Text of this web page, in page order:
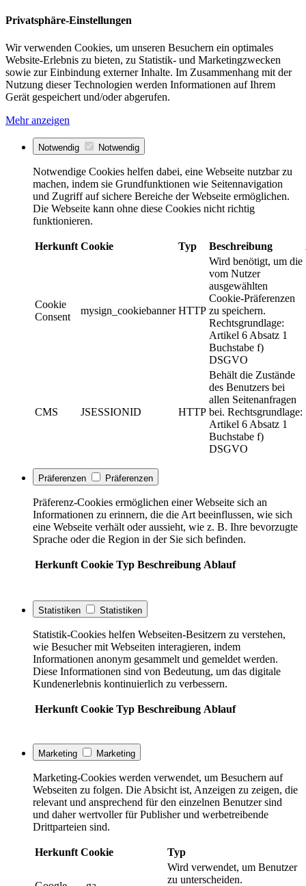
Privatsphäre-Einstellungen
Wir verwenden Cookies, um unseren Besuchern ein optimales
Website-Erlebnis zu bieten, zu Statistik- und Marketingzwecken
sowie zur Einbindung externer Inhalte. Im Zusammenhang mit der
Nutzung dieser Technologien werden Informationen auf Ihrem
Gerät gespeichert und/oder abgerufen.
Mehr anzeigen
Notwendig Notwendig
Notwendige Cookies helfen dabei, eine Webseite nutzbar zu
machen, indem sie Grundfunktionen wie Seitennavigation
und Zugriff auf sichere Bereiche der Webseite ermöglichen.
Die Webseite kann ohne diese Cookies nicht richtig
funktionieren.
Herkunft Cookie Typ Beschreibung
Cookie
Consent
mysign_cookiebanner HTTP
Wird benötigt, um die
vom Nutzer
ausgewählten
Cookie-Präferenzen
zu speichern.
Rechtsgrundlage:
Artikel 6 Absatz 1
Buchstabe f)
DSGVO
CMS JSESSIONID HTTP
Behält die Zustände
des Benutzers bei
allen Seitenanfragen
bei. Rechtsgrundlage:
Artikel 6 Absatz 1
Buchstabe f)
DSGVO
Präferenzen Präferenzen
Präferenz-Cookies ermöglichen einer Webseite sich an
Informationen zu erinnern, die die Art beeinflussen, wie sich
eine Webseite verhält oder aussieht, wie z. B. Ihre bevorzugte
Sprache oder die Region in der Sie sich befinden.
Herkunft Cookie Typ Beschreibung Ablauf
Statistiken Statistiken
Statistik-Cookies helfen Webseiten-Besitzern zu verstehen,
wie Besucher mit Webseiten interagieren, indem
Informationen anonym gesammelt und gemeldet werden.
Diese Informationen sind von Bedeutung, um das digitale
Kundenerlebnis kontinuierlich zu verbessern.
Herkunft Cookie Typ Beschreibung Ablauf
Marketing Marketing
Marketing-Cookies werden verwendet, um Besuchern auf
Webseiten zu folgen. Die Absicht ist, Anzeigen zu zeigen, die
relevant und ansprechend für den einzelnen Benutzer sind
und daher wertvoller für Publisher und werbetreibende
Drittparteien sind.
Herkunft Cookie Typ
Wird verwendet, um Benutzer
zu unterscheiden.